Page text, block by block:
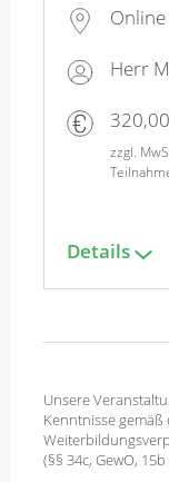
Online
Herr
zzgl.
Details
Unsere
Kenntnisse gemäß
(§§ 34c, GewO,